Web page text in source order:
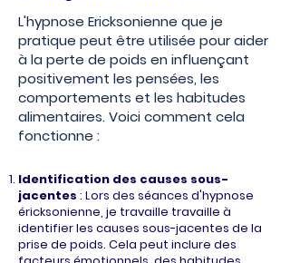
L'hypnose Ericksonienne que je
pratique peut être utilisée pour aider
à la perte de poids en influençant
positivement les pensées, les
comportements et les habitudes
alimentaires. Voici comment cela
fonctionne :
Identification des causes sous-
jacentes : Lors des séances d'hypnose
éricksonienne, je travaille travaille à
identifier les causes sous-jacentes de la
prise de poids. Cela peut inclure des